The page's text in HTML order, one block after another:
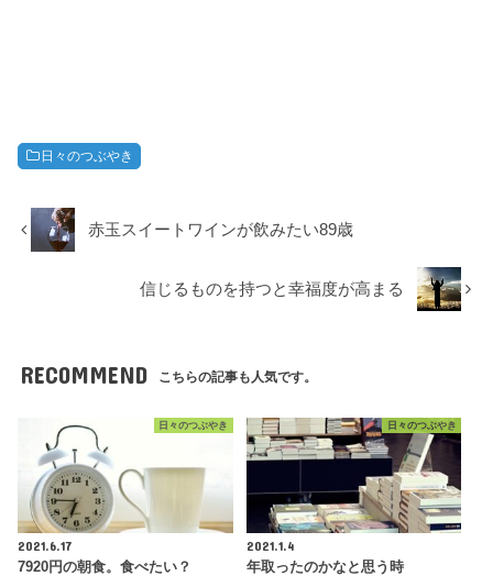
日々のつぶやき
赤玉スイートワインが飲みたい89歳
信じるものを持つと幸福度が高まる
RECOMMEND こちらの記事も人気です。
日々のつぶやき
2021.6.17
7920円の朝食。食べたい？
日々のつぶやき
2021.1.4
年取ったのかなと思う時